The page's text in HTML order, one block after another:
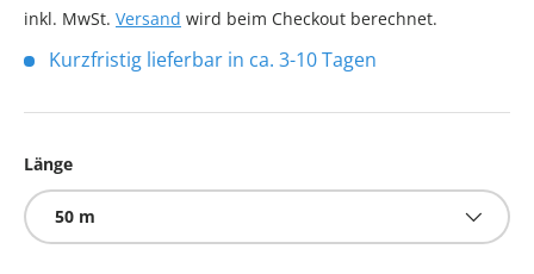
inkl. MwSt. Versand wird beim Checkout berechnet.
Kurzfristig lieferbar in ca. 3-10 Tagen
Länge
50 m